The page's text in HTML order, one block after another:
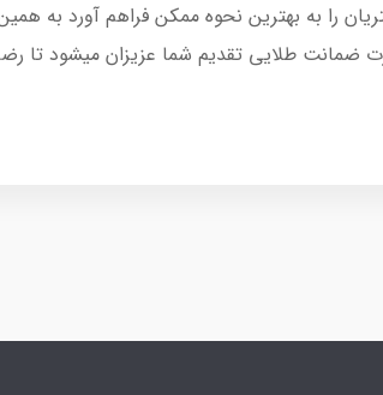
را به بهترین نحوه ممکن فراهم آورد به
ضمانت طلایی تقدیم شما عزیزان میشود تا